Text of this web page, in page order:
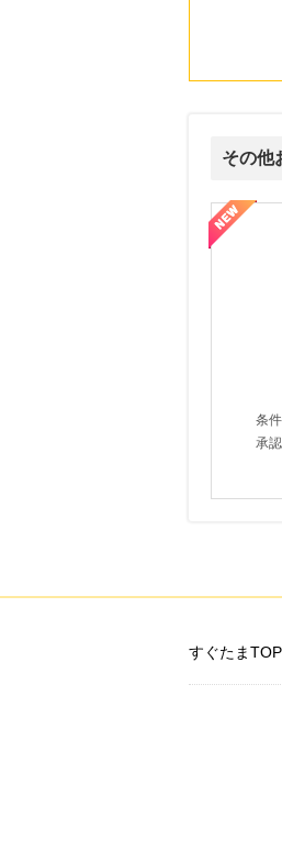
その他
条
承
【LOJEL公式
すぐたまTOP